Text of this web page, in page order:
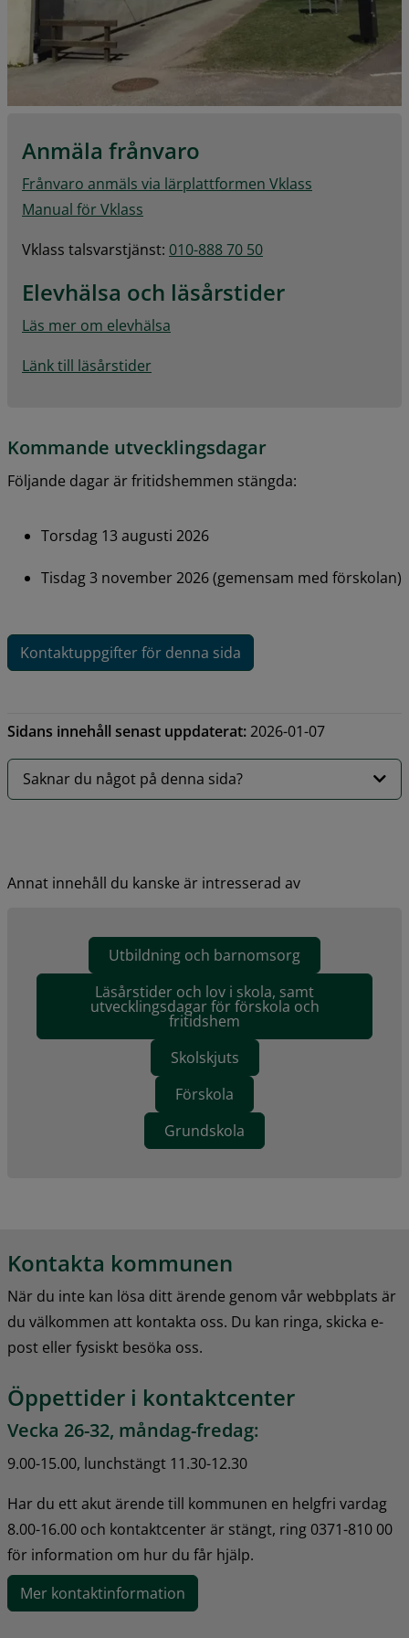
Anmäla frånvaro
Frånvaro anmäls via lärplattformen Vklass
Manual för Vklass
Vklass talsvarstjänst: 010-888 70 50
Elevhälsa och läsårstider
Läs mer om elevhälsa
Länk till läsårstider
Kommande utvecklingsdagar
Följande dagar är fritidshemmen stängda:
Torsdag 13 augusti 2026
Tisdag 3 november 2026 (gemensam med förskolan)
Kontaktuppgifter för denna sida
Sidans innehåll senast uppdaterat:2026-01-07
Saknar du något på denna sida?
Annat innehåll du kanske är intresserad av
Utbildning och barnomsorg
Läsårstider och lov i skola, samt
utvecklingsdagar för förskola och
fritidshem
Skolskjuts
Förskola
Grundskola
Kontakta kommunen
När du inte kan lösa ditt ärende genom vår webbplats är
du välkommen att kontakta oss. Du kan ringa, skicka e-
post eller fysiskt besöka oss.
Öppettider i kontaktcenter
Vecka 26-32, måndag-fredag:
9.00-15.00, lunchstängt 11.30-12.30
Har du ett akut ärende till kommunen en helgfri vardag
8.00-16.00 och kontaktcenter är stängt, ring 0371-810 00
för information om hur du får hjälp.
Mer kontaktinformation